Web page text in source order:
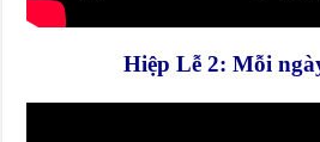
Hiệp Lễ 2: Mỗi